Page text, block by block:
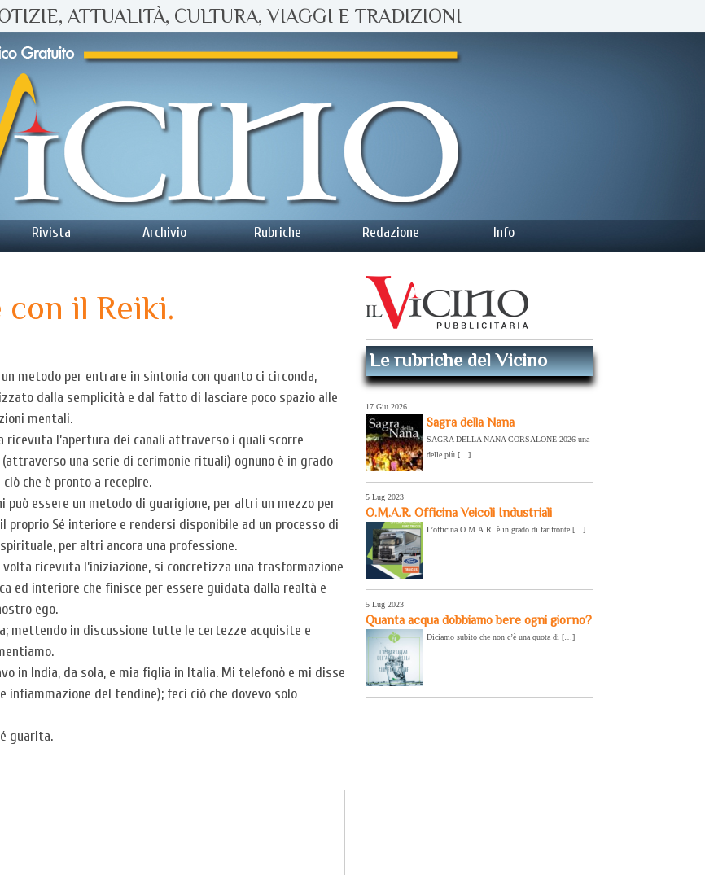
ATTUALITÀ, CULTURA, VIAGGI E TRADIZIONI
Rivista Archivio Rubriche Redazione Info
il Reiki.
metodo per entrare in sintonia con quanto ci circonda,
dalla semplicità e dal fatto di lasciare poco spazio alle
mentali.
ricevuta l’apertura dei canali attraverso i quali scorre
(attraverso una serie di cerimonie rituali) ognuno è in grado
che è pronto a recepire.
può essere un metodo di guarigione, per altri un mezzo per
proprio Sé interiore e rendersi disponibile ad un processo di
per altri ancora una professione.
volta ricevuta l’iniziazione, si concretizza una trasformazione
ed interiore che finisce per essere guidata dalla realtà e
ego.
mettendo in discussione tutte le certezze acquisite e
in India, da sola, e mia figlia in Italia. Mi telefonò e mi disse
del tendine); feci ciò che dovevo solo
guarita.
Le rubriche del Vicino
17 Giu 2026
Sagra della Nana
SAGRA DELLA NANA CORSALONE 2026 una
delle più […]
5 Lug 2023
O.M.A.R. Officina Veicoli Industriali
L’officina O.M.A.R. è in grado di far fronte […]
5 Lug 2023
Quanta acqua dobbiamo bere ogni giorno?
Diciamo subito che non c’è una quota di […]